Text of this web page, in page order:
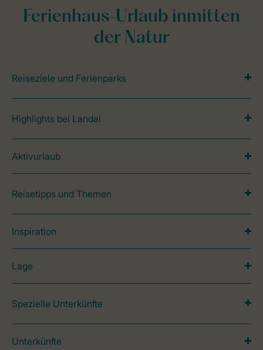
Ferienhaus-Urlaub inmitten
der Natur
Reiseziele und Ferienparks
Highlights bei Landal
Aktivurlaub
Reisetipps und Themen
Inspiration
Lage
Spezielle Unterkünfte
Unterkünfte